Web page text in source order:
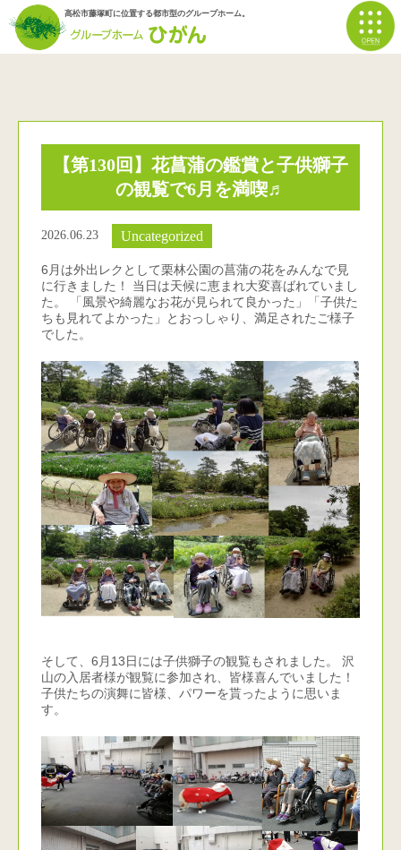
高松市藤塚町に位置する都市型のグループホーム。
【第130回】花菖蒲の鑑賞と子供獅子
の観覧で6月を満喫♬
2026.06.23 Uncategorized
6月は外出レクとして栗林公園の菖蒲の花をみんなで見
に行きました！ 当日は天候に恵まれ大変喜ばれていまし
た。 「風景や綺麗なお花が見られて良かった」「子供た
ちも見れてよかった」とおっしゃり、満足されたご様子
でした。
そして、6月13日には子供獅子の観覧もされました。 沢
山の入居者様が観覧に参加され、皆様喜んでいました！
子供たちの演舞に皆様、パワーを貰ったように思いま
す。